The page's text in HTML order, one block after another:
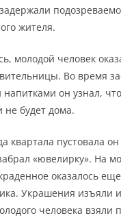
жителя.
молодой человек
Во время
он узнал,
не будет дома.
квартала пустовала он
«ювелирку». На
оказалось
Украшения изъяли
человека взяли